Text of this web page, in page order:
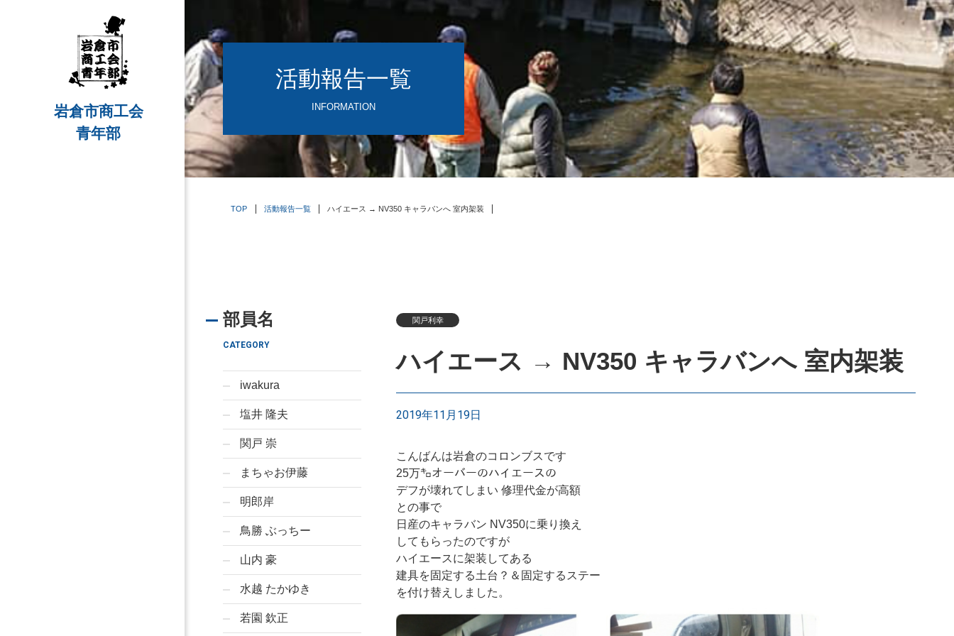
岩倉市商工会
青年部
活動報告一覧
INFORMATION
TOP 活動報告一覧 ハイエース → NV350 キャラバンへ 室内架装
関戸利幸
ハイエース → NV350 キャラバンへ 室内架装
2019年11月19日
こんばんは岩倉のコロンブスです
25万㌔オーバーのハイエースの
デフが壊れてしまい 修理代金が高額
との事で
日産のキャラバン NV350に乗り換え
してもらったのですが
ハイエースに架装してある
建具を固定する土台？＆固定するステー
を付け替えしました。
部員名
CATEGORY
iwakura
塩井 隆夫
関戸 崇
まちゃお伊藤
明郎岸
鳥勝 ぶっちー
山内 豪
水越 たかゆき
若園 欽正